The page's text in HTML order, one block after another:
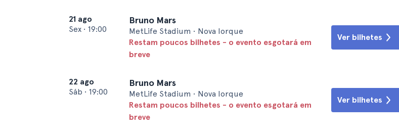
21 ago
Sex • 19:00
Bruno Mars
MetLife Stadium • Nova Iorque
Restam poucos bilhetes - o evento esgotará em
breve
Ver bilhetes
22 ago
Sáb • 19:00
Bruno Mars
MetLife Stadium • Nova Iorque
Restam poucos bilhetes - o evento esgotará em
breve
Ver bilhetes